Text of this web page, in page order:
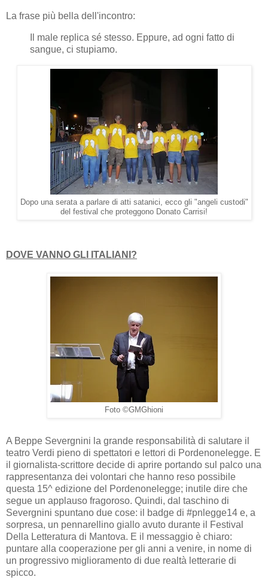
La frase più bella dell'incontro:
Il male replica sé stesso. Eppure, ad ogni fatto di
sangue, ci stupiamo.
Dopo una serata a parlare di atti satanici, ecco gli "angeli custodi"
del festival che proteggono Donato Carrisi!
DOVE VANNO GLI ITALIANI?
Foto ©GMGhioni
A Beppe Severgnini la grande responsabilità di salutare il
teatro Verdi pieno di spettatori e lettori di Pordenonelegge. E
il giornalista-scrittore decide di aprire portando sul palco una
rappresentanza dei volontari che hanno reso possibile
questa 15^ edizione del Pordenonelegge; inutile dire che
segue un applauso fragoroso. Quindi, dal taschino di
Severgnini spuntano due cose: il badge di #pnlegge14 e, a
sorpresa, un pennarellino giallo avuto durante il Festival
Della Letteratura di Mantova. E il messaggio è chiaro:
puntare alla cooperazione per gli anni a venire, in nome di
un progressivo miglioramento di due realtà letterarie di
spicco.